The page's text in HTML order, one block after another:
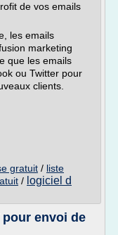
de vos emails
les emails
marketing
que les emails
ou Twitter pour
clients.
gratuit / liste
/ logiciel d
envoi de